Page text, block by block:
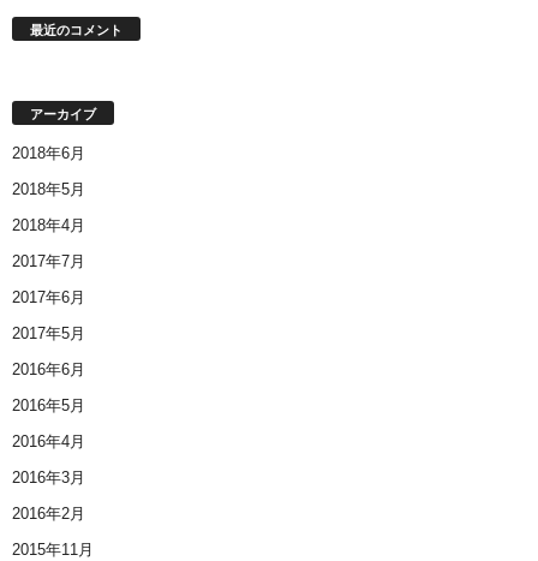
最近のコメント
アーカイブ
2018年6月
2018年5月
2018年4月
2017年7月
2017年6月
2017年5月
2016年6月
2016年5月
2016年4月
2016年3月
2016年2月
2015年11月